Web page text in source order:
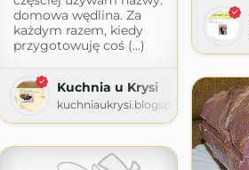
domowa wędlina. Za
każdym razem, kiedy
przygotowuję coś (...)
Kuchnia u Krysi
kuchniaukrysi.blogspot.com